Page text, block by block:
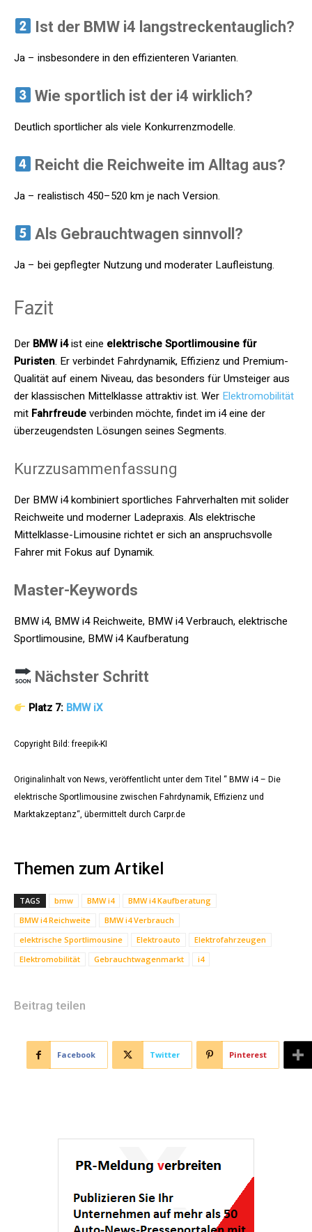
Ist der BMW i4 langstreckentauglich?
Ja – insbesondere in den effizienteren Varianten.
Wie sportlich ist der i4 wirklich?
Deutlich sportlicher als viele Konkurrenzmodelle.
Reicht die Reichweite im Alltag aus?
Ja – realistisch 450–520 km je nach Version.
Als Gebrauchtwagen sinnvoll?
Ja – bei gepflegter Nutzung und moderater Laufleistung.
Fazit
Der BMW i4ist eine elektrische Sportlimousine für
Puristen. Er verbindet Fahrdynamik, Effizienz und Premium-
Qualität auf einem Niveau, das besonders für Umsteiger aus
der klassischen Mittelklasse attraktiv ist. Wer Elektromobilität
mit Fahrfreudeverbinden möchte, findet im i4 eine der
überzeugendsten Lösungen seines Segments.
Kurzzusammenfassung
Der BMW i4 kombiniert sportliches Fahrverhalten mit solider
Reichweite und moderner Ladepraxis. Als elektrische
Mittelklasse-Limousine richtet er sich an anspruchsvolle
Fahrer mit Fokus auf Dynamik.
Master-Keywords
BMW i4, BMW i4 Reichweite, BMW i4 Verbrauch, elektrische
Sportlimousine, BMW i4 Kaufberatung
Nächster Schritt
Platz 7: BMW iX
Copyright Bild: freepik-KI
Originalinhalt von News, veröffentlicht unter dem Titel “ BMW i4 – Die
elektrische Sportlimousine zwischen Fahrdynamik, Effizienz und
Marktakzeptanz“, übermittelt durch Carpr.de
Themen zum Artikel
TAGS bmw BMW i4
BMW i4 Kaufberatung
BMW i4 Reichweite
BMW i4 Verbrauch
elektrische Sportlimousine
Elektroauto
Elektrofahrzeugen
Elektromobilität
Gebrauchtwagenmarkt i4
Beitrag teilen
Facebook Twitter Pinterest